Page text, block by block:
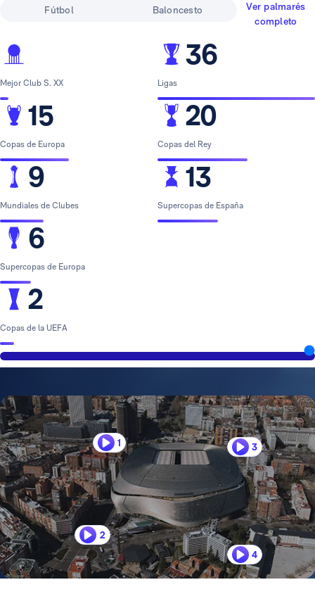
Fútbol Baloncesto
Ver palmarés
completo
Mejor Club S. XX
15
Copas de Europa
9
Mundiales de Clubes
6
Supercopas de Europa
2
Copas de la UEFA
36
Ligas
20
Copas del Rey
13
Supercopas de España
1
2
3
4